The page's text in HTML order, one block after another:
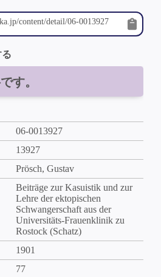
す。
06-0013927
13927
Prösch, Gustav
Beiträge zur Kasuistik und zur
Lehre der ektopischen
Schwangerschaft aus der
Universitäts-Frauenklinik zu
Rostock (Schatz)
1901
77